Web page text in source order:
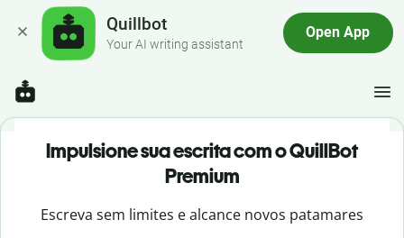
Quillbot
Your AI writing assistant
Open App
Impulsione sua escrita com o QuillBot
Premium
Escreva sem limites e alcance novos patamares